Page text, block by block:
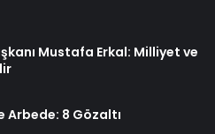
Mustafa Erkal: Milliyet ve
Arbede: 8 Gözaltı